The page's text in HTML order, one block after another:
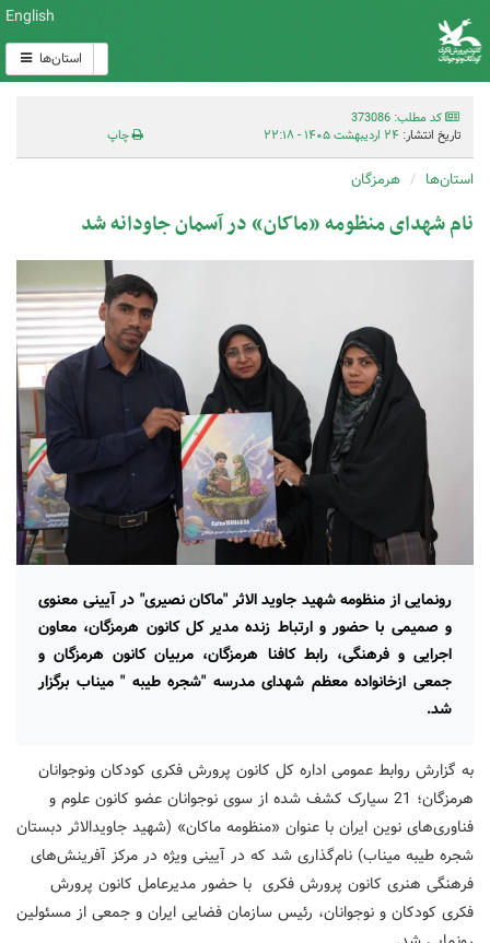
English
استان‌ها
کد مطلب: 373086
تاریخ انتشار: ۲۴ اردیبهشت ۱۴۰۵ - ۲۲:۱۸ چاپ
استان‌ها هرمزگان
نام شهدای منظومه «ماکان» در آسمان جاودانه شد
رونمایی از منظومه شهید جاوید الاثر "ماکان نصیری" در آیینی معنوی
و صمیمی با حضور و ارتباط زنده مدیر کل کانون هرمزگان، معاون
اجرایی و فرهنگی، رابط کافنا هرمزگان، مربیان کانون هرمزگان و
جمعی ازخانواده معظم شهدای مدرسه "شجره طیبه " میناب برگزار
شد.
به گزارش روابط عمومی اداره کل کانون پرورش فکری کودکان ونوجوانان
هرمزگان؛ 21 سیارک کشف شده از سوی نوجوانان عضو کانون علوم و
فناوری‌های نوین ایران با عنوان «منظومه ماکان» (شهید جاویدالاثر دبستان
شجره طیبه میناب) نام‌گذاری شد که در آیینی ویژه در مرکز آفرینش‌های
فرهنگی هنری کانون پرورش فکری با حضور مدیرعامل کانون پرورش
فکری کودکان و نوجوانان، رئیس سازمان فضایی ایران و جمعی از مسئولین